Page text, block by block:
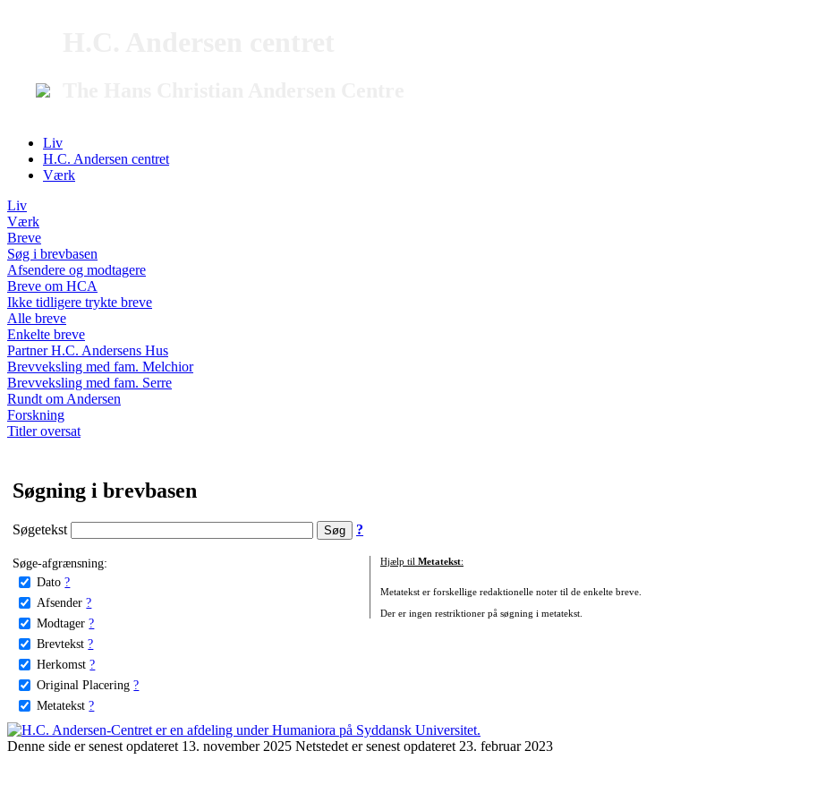
Liv
H.C. Andersen centret
Værk
Liv
Værk
Breve
Søg i brevbasen
Afsendere og modtagere
Breve om HCA
Ikke tidligere trykte breve
Alle breve
Enkelte breve
Partner H.C. Andersens Hus
Brevveksling med fam. Melchior
Brevveksling med fam. Serre
Rundt om Andersen
Forskning
Titler oversat
Søgning i brevbasen
Søgetekst ?
Søge-afgrænsning:
Dato ?
Afsender ?
Modtager ?
Brevtekst ?
Herkomst ?
Original Placering ?
Metatekst ?
Hjælp til Metatekst:
Metatekst er forskellige redaktionelle noter til de enkelte breve.
Der er ingen restriktioner på søgning i metatekst.
Denne side er senest opdateret 13. november 2025 Netstedet er senest opdateret 23. februar 2023